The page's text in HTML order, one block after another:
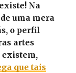
Na
uma mera
o perfil
artes
existem,
que tais